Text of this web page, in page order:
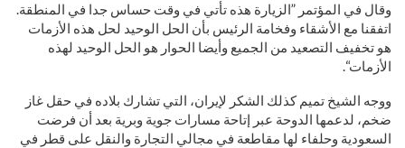
وقال في المؤتمر ”الزيارة هذه تأتي في وقت حساس جدا في المنطقة.
اتفقنا مع الأشقاء وفخامة الرئيس بأن الحل الوحيد لحل هذه الأزمات
هو تخفيف التصعيد من الجميع وأيضا الحوار هو الحل الوحيد لهذه
الأزمات“.
ووجه الشيخ تميم كذلك الشكر لإيران، التي تشارك بلاده في حقل غاز
ضخم، لدعمها الدوحة عبر إتاحة مسارات جوية وبرية بعد أن فرضت
السعودية وحلفاء لها مقاطعة في مجالي التجارة والنقل على قطر في